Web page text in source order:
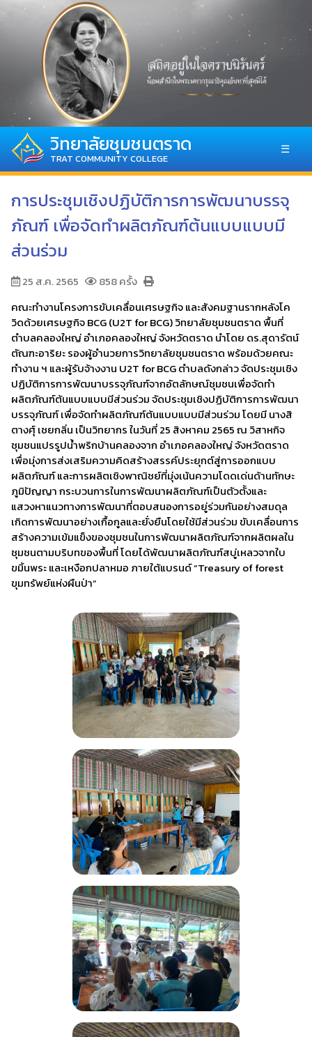
วิทยาลัยชุมชนตราด
TRAT COMMUNITY COLLEGE
☰
การประชุมเชิงปฏิบัติการการพัฒนาบรรจุ
ภัณฑ์ เพื่อจัดทำผลิตภัณฑ์ต้นแบบแบบมี
ส่วนร่วม
25 ส.ค. 2565
858 ครั้ง
คณะทำงานโครงการขับเคลื่อนเศรษฐกิจ และสังคมฐานรากหลังโค
วิดด้วยเศรษฐกิจ BCG (U2T for BCG) วิทยาลัยชุมชนตราด พื้นที่
ตำบลคลองใหญ่ อำเภอคลองใหญ่ จังหวัดตราด นำโดย ดร.สุดารัตน์
ตัณฑะอาริยะ รองผู้อำนวยการวิทยาลัยชุมชนตราด พร้อมด้วยคณะ
ทำงาน ฯ และผู้รับจ้างงาน U2T for BCG ตำบลดังกล่าว จัดประชุมเชิง
ปฏิบัติการการพัฒนาบรรจุภัณฑ์จากอัตลักษณ์ชุมชนเพื่อจัดทำ
ผลิตภัณฑ์ต้นแบบแบบมีส่วนร่วม จัดประชุมเชิงปฏิบัติการการพัฒนา
บรรจุภัณฑ์ เพื่อจัดทำผลิตภัณฑ์ต้นแบบแบบมีส่วนร่วม โดยมี นางสิ
ตางศุ์ เชยกลิ่น เป็นวิทยากร ในวันที่ 25 สิงหาคม 2565 ณ วิสาหกิจ
ชุมชนแปรรูปน้ำพริกบ้านคลองจาก อำเภอคลองใหญ่ จังหวัดตราด
เพื่อมุ่งการส่งเสริมความคิดสร้างสรรค์ประยุกต์สู่การออกแบบ
ผลิตภัณฑ์ และการผลิตเชิงพาณิชย์ที่มุ่งเน้นความโดดเด่นด้านทักษะ
ภูมิปัญญา กระบวนการในการพัฒนาผลิตภัณฑ์เป็นตัวตั้งและ
แสวงหาแนวทางการพัฒนาที่ตอบสนองการอยู่ร่วมกันอย่างสมดุล
เกิดการพัฒนาอย่างเกื้อกูลและยั่งยืนโดยใช้มีส่วนร่วม ขับเคลื่อนการ
สร้างความเข้มแข็งของชุมชนในการพัฒนาผลิตภัณฑ์จากผลิตผลใน
ชุมชนตามบริบทของพื้นที่ โดยได้พัฒนาผลิตภัณฑ์สบู่เหลวจากใบ
ขมิ้นพระ และเหงือกปลาหมอ ภายใต้แบรนด์ “Treasury of forest
ขุมทรัพย์แห่งผืนป่า”